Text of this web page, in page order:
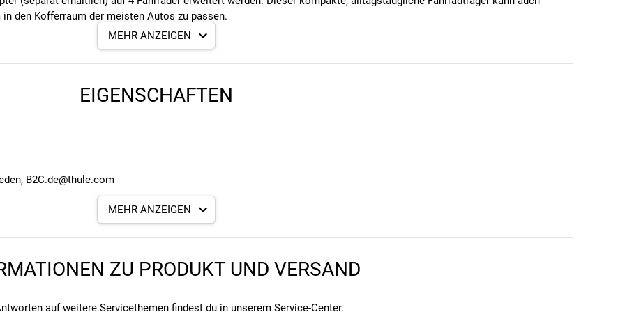
den Kofferraum der meisten Autos zu passen.
vor dem Schließen des Spannhebels dank der stabilen Verbindung zur Anhängekupplung
Fahrradhaltearme mit abschließbaren Drehknöpfen
einfachen Zugang zum Kofferraum, selbst mit Fahrrädern auf dem Träger
mit Ratschenfunktion
in die Gepäckräume der meisten Pkw
an der Anhängekupplung gesichert werden (Schlösser im Lieferumfang enthalten)
MEHR ANZEIGEN
EIGENSCHAFTEN
B2C.de@thule.com
MEHR ANZEIGEN
ZU PRODUKT UND VERSAND
auf weitere Servicethemen findest du in unserem Service-Center.